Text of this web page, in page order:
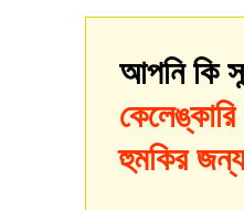
আপনি কি
কেলেঙ্কারি
হুমকির